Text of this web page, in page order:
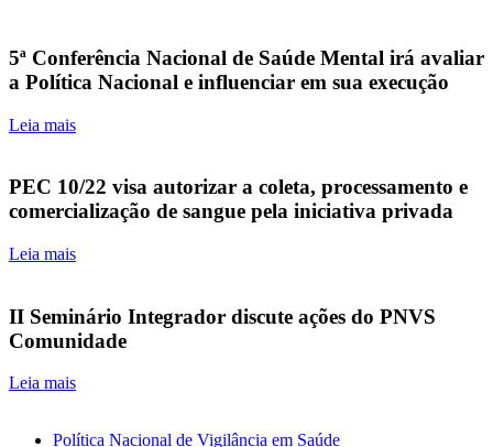
5ª Conferência Nacional de Saúde Mental irá avaliar
a Política Nacional e influenciar em sua execução
Leia mais
PEC 10/22 visa autorizar a coleta, processamento e
comercialização de sangue pela iniciativa privada
Leia mais
II Seminário Integrador discute ações do PNVS
Comunidade
Leia mais
Política Nacional de Vigilância em Saúde